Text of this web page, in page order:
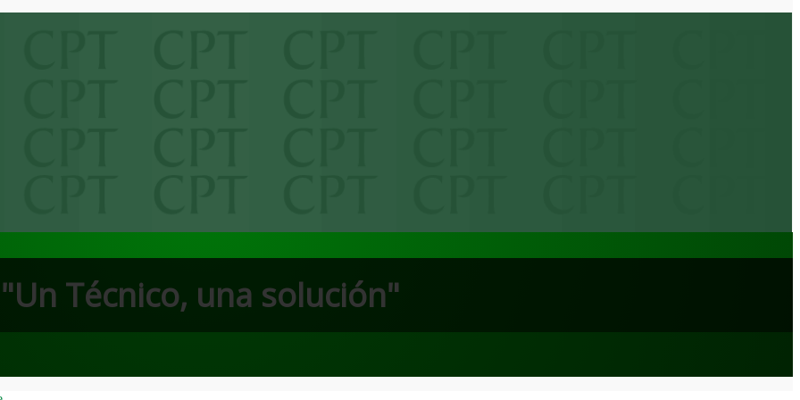
"Un Técnico, una solución"